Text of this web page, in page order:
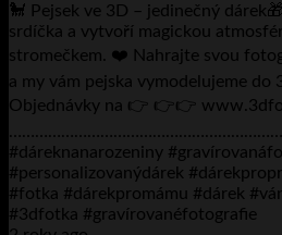
🐩 Pejsek ve 3D – jedinečný
srdíčka a vytvoří magickou
stromečkem. ❤️ Nahrajte svou
a my vám pejska vymodelujeme do
Objednávky na 👉 👉👉
#dáreknanarozeniny
#personalizovanýdárek
#fotka #dárekpromámu #dárek
#3dfotka #gravírovanéfotografie